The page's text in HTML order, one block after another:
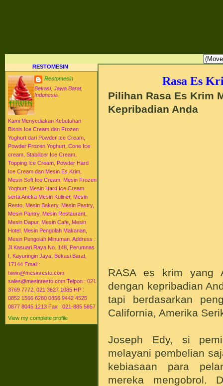
RESTOMESIN
Restomesin
Bekasi, Jawa Barat,
Indonesia
Kami Menyediakan Kebutuhan
Bisnis Ice Cream dan Frozen
Yoghurt dari Powder Ice Cream,
Powder Frozen Yoghurt, Cone Ice
cream, Stabilizer Ice Cream,
Topping Ice Cream, Powder Hard
Ice Cream dan Mesin Es Krim,
Mesin Soft Ice Cream, Mesin Frozen
Yoghurt, Mesin Hard Ice Cream
serta Aneka Mesin Kuliner, Mesin
Resto, Mesin Bakery, Mesin Pastry,
Mesin Pantry, Mesin Restaurant,
Mesin Dapur, Mesin Cafe, Mesin
Hotel, Mesin Pengolah Makanan,
Mesin Pengolah Minuman. Address :
Jl Kasuari Raya No. 148, Perumnas
I, Kayuringin Jaya, Bekasi Barat,
17144 Email :
hiwin@mesinresto.com
sales@mesinresto.com Telpon : 021
3769 7772, 021 3627 1085 HP :
0852 1566 6280 0856 9442 4525
0877 8045 1213 Fax : 021-885 5857
View my complete profile
Rasa Es
Pilihan Rasa Es Krim
Kepribadian Anda
RASA es krim yang
dengan kepribadian
tapi berdasarkan
California, Amerika
Joseph Edy, si
melayani pembelian
kebiasaan para
mereka mengobrol.